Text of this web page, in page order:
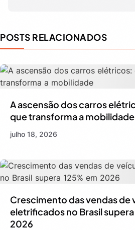
POSTS RELACIONADOS
A ascensão dos carros
que transforma a mobilidade
julho 18, 2026
Crescimento das vendas de
eletrificados no Brasil supera
2026